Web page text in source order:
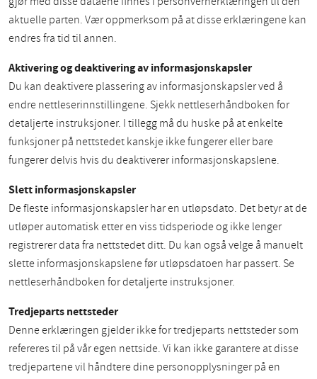
aktuelle parten. Vær oppmerksom på at disse erklæringene kan
endres fra tid til annen.
Aktivering og deaktivering av informasjonskapsler
Du kan deaktivere plassering av informasjonskapsler ved å
endre nettleserinnstillingene. Sjekk nettleserhåndboken for
detaljerte instruksjoner. I tillegg må du huske på at enkelte
funksjoner på nettstedet kanskje ikke fungerer eller bare
fungerer delvis hvis du deaktiverer informasjonskapslene.
Slett informasjonskapsler
De fleste informasjonskapsler har en utløpsdato. Det betyr at de
utløper automatisk etter en viss tidsperiode og ikke lenger
registrerer data fra nettstedet ditt. Du kan også velge å manuelt
slette informasjonskapslene før utløpsdatoen har passert. Se
nettleserhåndboken for detaljerte instruksjoner.
Tredjeparts nettsteder
Denne erklæringen gjelder ikke for tredjeparts nettsteder som
refereres til på vår egen nettside. Vi kan ikke garantere at disse
tredjepartene vil håndtere dine personopplysninger på en